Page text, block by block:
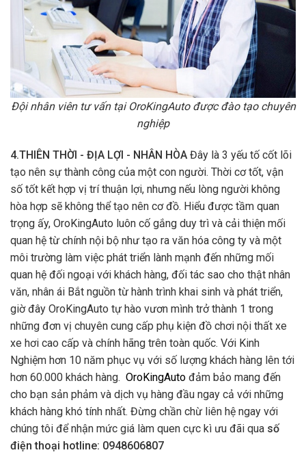
Đội nhân viên tư vấn tại OroKingAuto được đào tạo chuyên
nghiệp
4.THIÊN THỜI - ĐỊA LỢI - NHÂN HÒA Đây là 3 yếu tố cốt lõi
tạo nên sự thành công của một con người. Thời cơ tốt, vận
số tốt kết hợp vị trí thuận lợi, nhưng nếu lòng người không
hòa hợp sẽ không thể tạo nên cơ đồ. Hiểu được tầm quan
trọng ấy, OroKingAuto luôn cố gắng duy trì và cải thiện mối
quan hệ từ chính nội bộ như tạo ra văn hóa công ty và một
môi trường làm việc phát triển lành mạnh đến những mối
quan hệ đối ngoại với khách hàng, đối tác sao cho thật nhân
văn, nhân ái Bắt nguồn từ hành trình khai sinh và phát triển,
giờ đây OroKingAuto tự hào vươn mình trở thành 1 trong
những đơn vị chuyên cung cấp phụ kiện đồ chơi nội thất xe
xe hơi cao cấp và chính hãng trên toàn quốc. Với Kinh
Nghiệm hơn 10 năm phục vụ với số lượng khách hàng lên tới
hơn 60.000 khách hàng. OroKingAuto đảm bảo mang đến
cho bạn sản phảm và dịch vụ hàng đầu ngay cả với những
khách hàng khó tính nhất. Đừng chần chừ liên hệ ngay với
chúng tôi để nhận mức giá làm quen cực kì ưu đãi qua số
điện thoại hotline: 0948606807